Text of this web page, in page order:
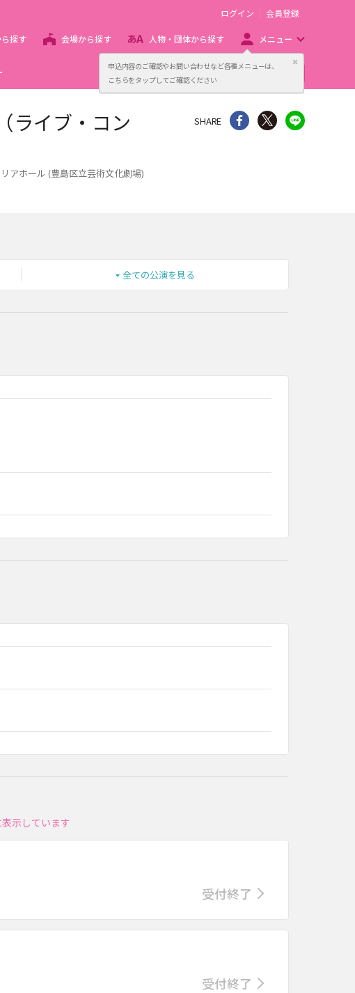
申込内容のご確認やお問い合わせなど各種メニューは、
こちらをタップしてご確認ください
閉じる
ログイン 会員登録
探す 会場から探す 人物・団体から探す メニュー
主催者向け販売サービス
ライブ・コン
アホール (豊島区立芸術文化劇場)
SHARE シェア Twitter
全ての公演を見る
示しています
受付終了
受付終了